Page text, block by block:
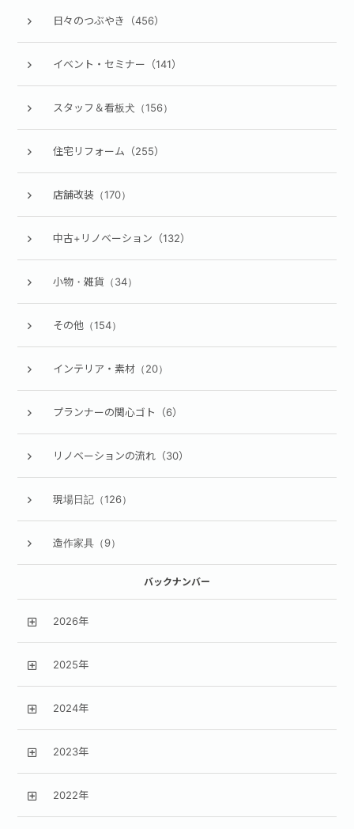
日々のつぶやき（456）
イベント・セミナー（141）
スタッフ＆看板犬（156）
住宅リフォーム（255）
店舗改装（170）
中古+リノベーション（132）
小物・雑貨（34）
その他（154）
インテリア・素材（20）
プランナーの関心ゴト（6）
リノベーションの流れ（30）
現場日記（126）
造作家具（9）
バックナンバー
2026年
2025年
2024年
2023年
2022年